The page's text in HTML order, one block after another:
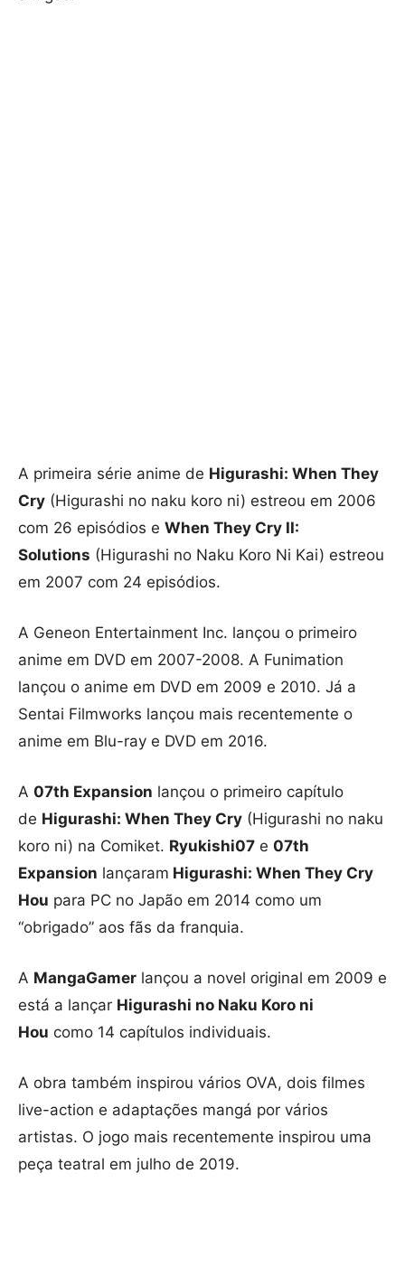
A primeira série anime de Higurashi: When They
Cry (Higurashi no naku koro ni) estreou em 2006
com 26 episódios e When They Cry II:
Solutions (Higurashi no Naku Koro Ni Kai) estreou
em 2007 com 24 episódios.
A Geneon Entertainment Inc. lançou o primeiro
anime em DVD em 2007-2008. A Funimation
lançou o anime em DVD em 2009 e 2010. Já a
Sentai Filmworks lançou mais recentemente o
anime em Blu-ray e DVD em 2016.
A 07th Expansion lançou o primeiro capítulo
de Higurashi: When They Cry (Higurashi no naku
koro ni) na Comiket. Ryukishi07 e 07th
Expansion lançaram Higurashi: When They Cry
Hou para PC no Japão em 2014 como um
“obrigado” aos fãs da franquia.
A MangaGamer lançou a novel original em 2009 e
está a lançar Higurashi no Naku Koro ni
Hou como 14 capítulos individuais.
A obra também inspirou vários OVA, dois filmes
live-action e adaptações mangá por vários
artistas. O jogo mais recentemente inspirou uma
peça teatral em julho de 2019.